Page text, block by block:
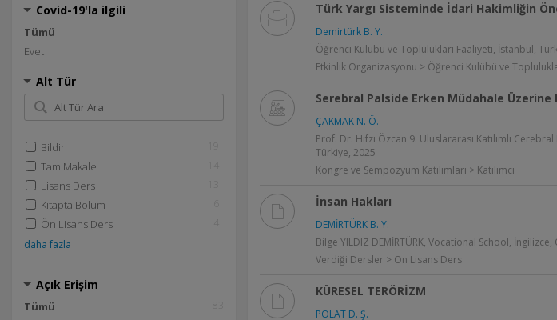
Covid-19'la ilgili
Tümü
Evet
Alt Tür
Bildiri
Tam Makale
Lisans Ders
Kitapta Bölüm
Ön Lisans Ders
daha fazla
Açık Erişim
Tümü
Türk Yargı Sisteminde İdari Hakimliğin
Demirtürk B. Y.
Öğrenci Kulübü ve Toplulukları Faaliyeti, İstanbul,
Etkinlik Organizasyonu > Öğrenci Kulübü ve
Serebral Palside Erken Müdahale
ÇAKMAK N. Ö.
Prof. Dr. Hıfzı Özcan 9. Uluslararası Katılımlı
Türkiye, 2025
Kongre ve Sempozyum Katılımları > Katılımcı
İnsan Hakları
DEMİRTÜRK B. Y.
Bilge YILDIZ DEMİRTÜRK, Vocational School,
Verdiği Dersler > Ön Lisans Ders
KÜRESEL TERÖRİZM
POLAT D. Ş.